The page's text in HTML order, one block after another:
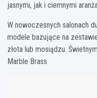
jasnymi, jak i ciemnymi
W nowoczesnych salonach
modele bazujące na
złota lub mosiądzu.
Marble Brass